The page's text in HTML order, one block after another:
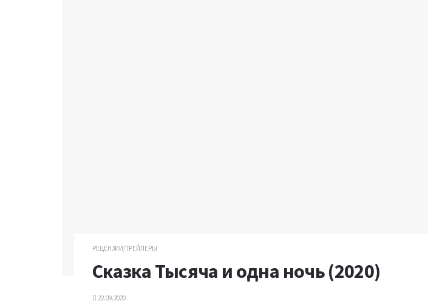
РЕЦЕНЗИИ/ТРЕЙЛЕРЫ
Сказка Тысяча и одна ночь (2020)
22.09.2020